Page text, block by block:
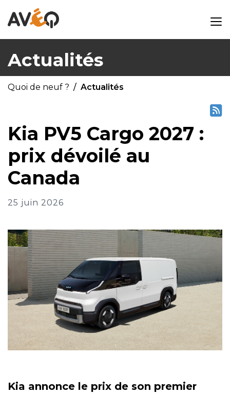
Actualités
Quoi de neuf ? Actualités
Kia PV5 Cargo 2027 :
prix dévoilé au
Canada
25 juin 2026
Kia annonce le prix de son premier